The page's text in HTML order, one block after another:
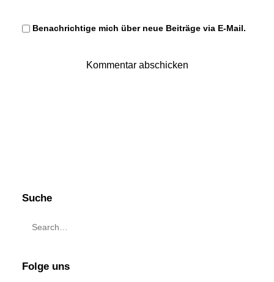
Benachrichtige mich über neue Beiträge via E-Mail.
Suche
Folge uns